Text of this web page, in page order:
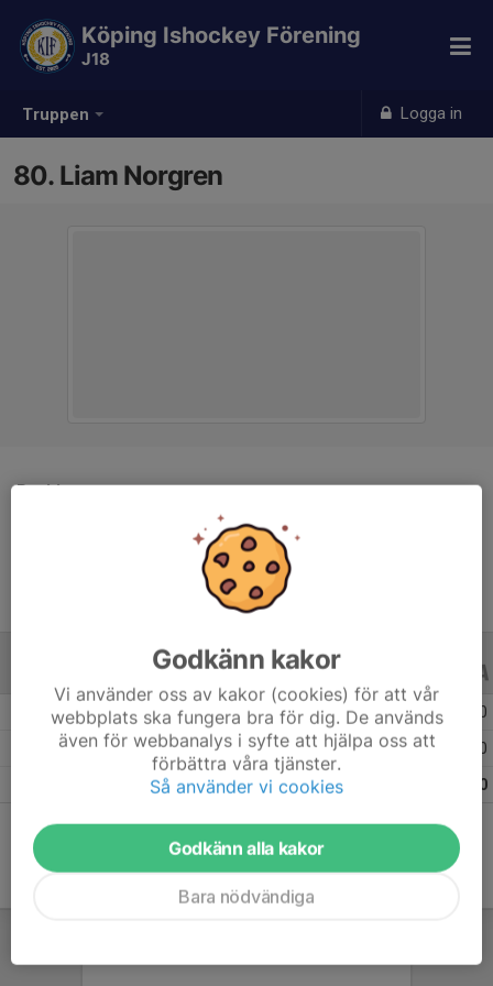
Truppen Logga in
Köping Ishockey Förening
J18
80. Liam Norgren
Position
-
18 år
ALLA ÅR
Säsongen 25/26 27 0 0
Säsongen 24/25 10 0
0
Godkänn kakor
Vi använder oss av kakor (cookies) för att vår
webbplats ska fungera bra för dig. De används
även för webbanalys i syfte att hjälpa oss att
förbättra våra tjänster.
Så använder vi cookies
Godkänn alla kakor
Bara nödvändiga